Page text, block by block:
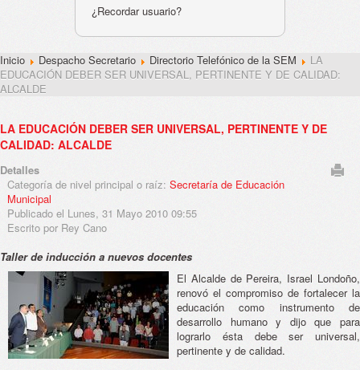
¿Recordar usuario?
Inicio Despacho Secretario Directorio Telefónico de la SEM
LA
EDUCACIÓN DEBER SER UNIVERSAL, PERTINENTE Y DE CALIDAD:
ALCALDE
LA EDUCACIÓN DEBER SER UNIVERSAL, PERTINENTE Y DE
CALIDAD: ALCALDE
Detalles
Categoría de nivel principal o raíz: Secretaría de Educación
Municipal
Publicado el Lunes, 31 Mayo 2010 09:55
Escrito por Rey Cano
Taller de inducción a nuevos docentes
El Alcalde de Pereira, Israel Londoño,
renovó el compromiso de fortalecer la
educación como instrumento de
desarrollo humano y dijo que para
lograrlo ésta debe ser universal,
pertinente y de calidad.